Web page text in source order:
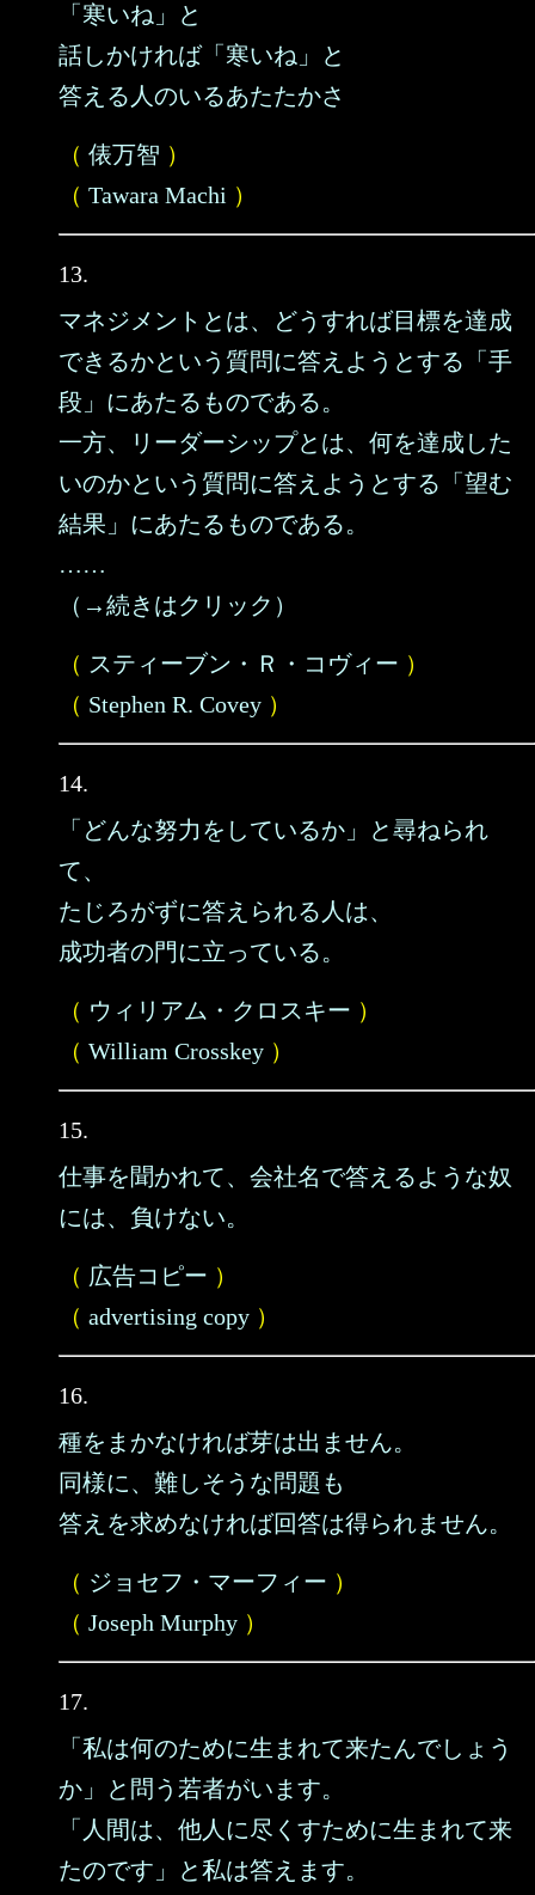
「寒いね」と
話しかければ「寒いね」と
答える人のいるあたたかさ
（ 俵万智 ）
（ Tawara Machi ）
13.
マネジメントとは、どうすれば目標を達成
できるかという質問に答えようとする「手
段」にあたるものである。
一方、リーダーシップとは、何を達成した
いのかという質問に答えようとする「望む
結果」にあたるものである。
……
（→続きはクリック）
（ スティーブン・Ｒ・コヴィー ）
（ Stephen R. Covey ）
14.
「どんな努力をしているか」と尋ねられ
て、
たじろがずに答えられる人は、
成功者の門に立っている。
（ ウィリアム・クロスキー ）
（ William Crosskey ）
15.
仕事を聞かれて、会社名で答えるような奴
には、負けない。
（ 広告コピー ）
（ advertising copy ）
16.
種をまかなければ芽は出ません。
同様に、難しそうな問題も
答えを求めなければ回答は得られません。
（ ジョセフ・マーフィー ）
（ Joseph Murphy ）
17.
「私は何のために生まれて来たんでしょう
か」と問う若者がいます。
「人間は、他人に尽くすために生まれて来
たのです」と私は答えます。